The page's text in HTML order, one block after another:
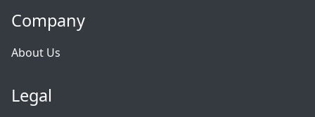
Company
About Us
Legal